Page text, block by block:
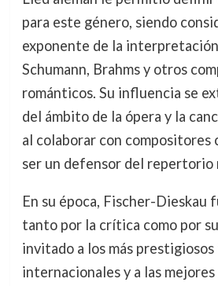
para este género, siendo
exponente de la
Schumann, Brahms y otros
románticos. Su influencia se
del ámbito de la ópera y la
al colaborar con compositores
ser un defensor del repertorio
En su época, Fischer-Dieskau
tanto por la crítica como por
invitado a los más
internacionales y a las mejores